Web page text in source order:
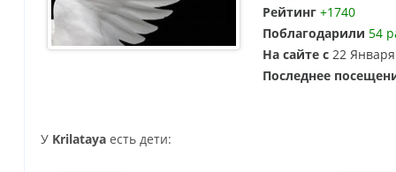
Рейтинг +1740
Поблагодарили 54
На сайте с 22
Последнее
У Krilataya есть дети: